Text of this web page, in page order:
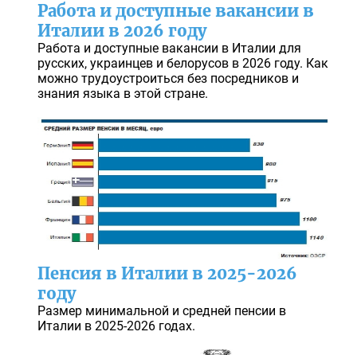
Работа и доступные вакансии в
Италии в 2026 году
Работа и доступные вакансии в Италии для
русских, украинцев и белорусов в 2026 году. Как
можно трудоустроиться без посредников и
знания языка в этой стране.
Пенсия в Италии в 2025-2026
году
Размер минимальной и средней пенсии в
Италии в 2025-2026 годах.